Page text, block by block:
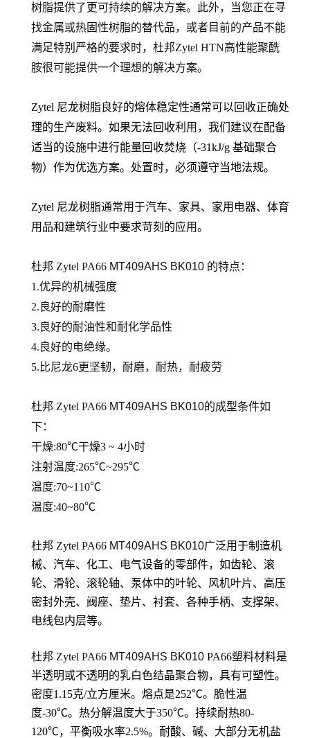
树脂提供了更可持续的解决方案。此外，当您正在寻
找金属或热固性树脂的替代品，或者目前的产品不能
满足特别严格的要求时，杜邦Zytel HTN高性能聚酰
胺很可能提供一个理想的解决方案。
Zytel 尼龙树脂良好的熔体稳定性通常可以回收正确处
理的生产废料。如果无法回收利用，我们建议在配备
适当的设施中进行能量回收焚烧（-31kJ/g 基础聚合
物）作为优选方案。处置时，必须遵守当地法规。
Zytel 尼龙树脂通常用于汽车、家具、家用电器、体育
用品和建筑行业中要求苛刻的应用。
杜邦 Zytel PA66 MT409AHS BK010 的特点：
1.优异的机械强度
2.良好的耐磨性
3.良好的耐油性和耐化学品性
4.良好的电绝缘。
5.比尼龙6更坚韧，耐磨，耐热，耐疲劳
杜邦 Zytel PA66 MT409AHS BK010的成型条件如
下：
干燥:80℃干燥3 ~ 4小时
注射温度:265℃~295℃
温度:70~110℃
温度:40~80℃
杜邦 Zytel PA66 MT409AHS BK010广泛用于制造机
械、汽车、化工、电气设备的零部件，如齿轮、滚
轮、滑轮、滚轮轴、泵体中的叶轮、风机叶片、高压
密封外壳、阀座、垫片、衬套、各种手柄、支撑架、
电线包内层等。
杜邦 Zytel PA66 MT409AHS BK010 PA66塑料材料是
半透明或不透明的乳白色结晶聚合物，具有可塑性。
密度1.15克/立方厘米。熔点是252℃。脆性温
度-30℃。热分解温度大于350℃。持续耐热80-
120℃，平衡吸水率2.5%。耐酸、碱、大部分无机盐